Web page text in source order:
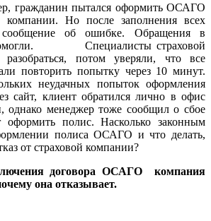
гражданин пытался оформить ОСАГО
компании. Но после заполнения всех
сообщение об ошибке. Обращения в
помогли. Специалисты страховой
потом уверяли, что все
повторить попытку через 10 минут.
неудачных попыток оформления
сайт, клиент обратился лично в офис
однако менеджер тоже сообщил о сбое
полис. Насколько законным
полиса ОСАГО и что делать,
от страховой компании?
договора ОСАГО компания
она отказывает.